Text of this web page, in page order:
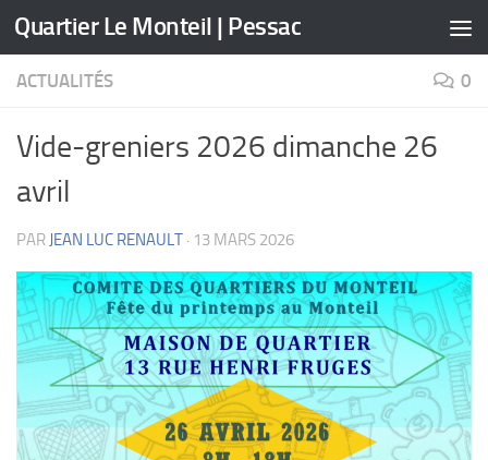
Skip to content
Quartier Le Monteil | Pessac
ACTUALITÉS 0
Vide-greniers 2026 dimanche 26
avril
PAR JEAN LUC RENAULT · 13 MARS 2026